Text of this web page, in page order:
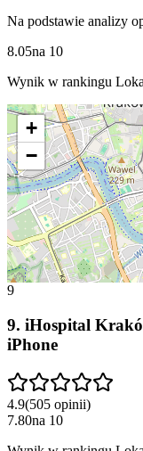
Na podstawie analizy
8.05na 10
Wynik w rankingu
+
−
9
9. iHospital
iPhone
4.9(505 opinii)
7.80na 10